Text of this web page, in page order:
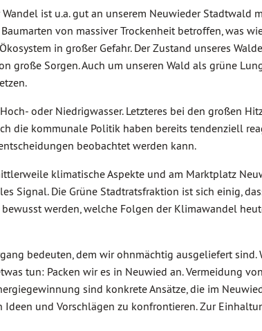
ist u.a. gut an unserem Neuwieder Stadtwald
von massiver Trockenheit betroffen, was
in großer Gefahr. Der Zustand unseres
große Sorgen. Auch um unseren Wald als grüne
oder Niedrigwasser. Letzteres bei den großen
die kommunale Politik haben bereits tendenziell
beobachtet werden kann.
klimatische Aspekte und am Marktplatz
Signal. Die Grüne Stadtratsfraktion ist sich einig,
werden, welche Folgen der Klimawandel
bedeuten, dem wir ohnmächtig ausgeliefert
tun: Packen wir es in Neuwied an. Vermeidung
sind konkrete Ansätze, die im
und Vorschlägen zu konfrontieren. Zur